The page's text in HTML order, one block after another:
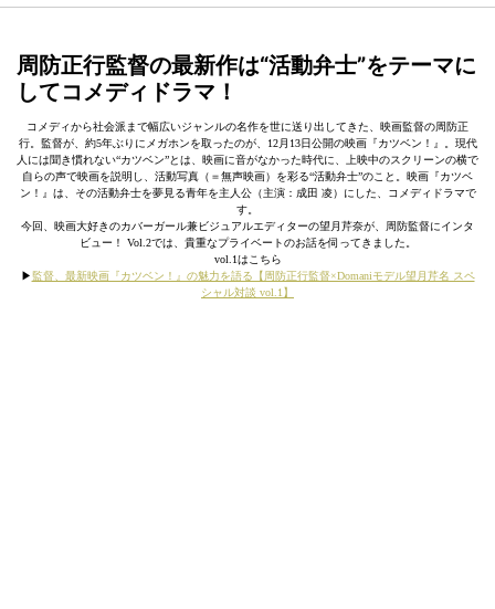
周防正行監督の最新作は“活動弁士”をテーマに
してコメディドラマ！
コメディから社会派まで幅広いジャンルの名作を世に送り出してきた、映画監督の周防正
行。監督が、約5年ぶりにメガホンを取ったのが、12月13日公開の映画『カツベン！』。現代
人には聞き慣れない“カツベン”とは、映画に音がなかった時代に、上映中のスクリーンの横で
自らの声で映画を説明し、活動写真（＝無声映画）を彩る“活動弁士”のこと。映画『カツベ
ン！』は、その活動弁士を夢見る青年を主人公（主演：成田 凌）にした、コメディドラマで
す。
今回、映画大好きのカバーガール兼ビジュアルエディターの望月芹奈が、周防監督にインタ
ビュー！ Vol.2では、貴重なプライベートのお話を伺ってきました。
vol.1はこちら
▶︎監督、最新映画『カツベン！』の魅力を語る【周防正行監督×Domaniモデル望月芹名 スペ
シャル対談 vol.1】